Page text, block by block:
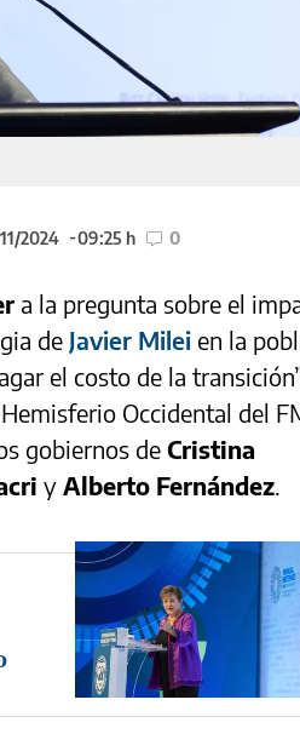
2024 09:25 h 0
a la pregunta sobre el
de Javier Milei en la
el costo de la
Occidental del
gobiernos de Cristina
y Alberto Fernández.